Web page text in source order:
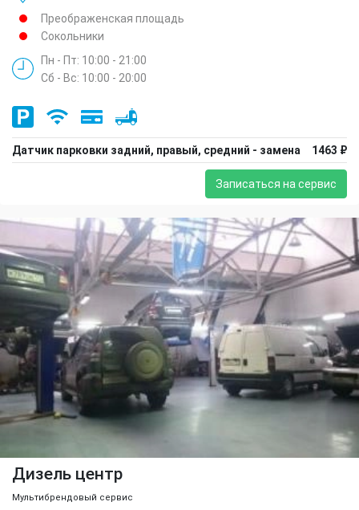
Преображенская площадь
Сокольники
Пн - Пт: 10:00 - 21:00
Сб - Вс: 10:00 - 20:00
Датчик парковки задний, правый, средний - замена 1463 ₽
Записаться на сервис
Дизель центр
Мультибрендовый сервис